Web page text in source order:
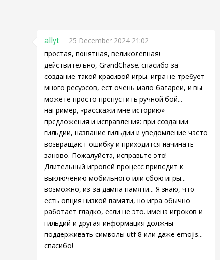
allyt
25 December 2024 21:02
простая, понятная, великолепная!
действительно, GrandChase. спасибо за
создание такой красивой игры. игра не требует
много ресурсов, ест очень мало батареи, и вы
можете просто пропустить ручной бой...
например, «расскажи мне историю»!
предложения и исправления: при создании
гильдии, название гильдии и уведомление часто
возвращают ошибку и приходится начинать
заново. Пожалуйста, исправьте это!
Длительный игровой процесс приводит к
выключению мобильного или сбою игры...
возможно, из-за дампа памяти... Я знаю, что
есть опция низкой памяти, но игра обычно
работает гладко, если не это. имена игроков и
гильдий и другая информация должны
поддерживать символы utf-8 или даже emojis...
спасибо!